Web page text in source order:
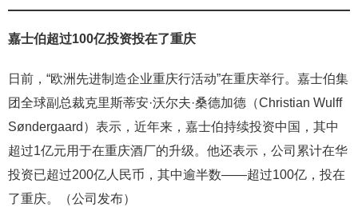
嘉士伯超过100亿投资投在了重庆
日前，“欧洲先进制造企业重庆行活动”在重庆举行。嘉士伯集
团全球副总裁克里斯蒂安·沃尔夫·桑德加德（Christian Wulff
Søndergaard）表示，近年来，嘉士伯持续投资中国，其中
超过1亿元用于在重庆酒厂的升级。他还表示，公司累计在华
投资已超过200亿人民币，其中逾半数——超过100亿，投在
了重庆。（公司发布）